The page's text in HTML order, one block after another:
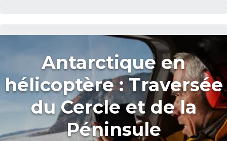
Antarctique en
hélicoptère : Traversée
du Cercle et de la
Péninsule